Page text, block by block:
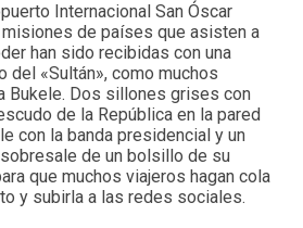
Internacional San Óscar
de países que asisten a
han sido recibidas con una
del «Sultán», como muchos
Bukele. Dos sillones grises con
de la República en la pared
con la banda presidencial y un
de un bolsillo de su
que muchos viajeros hagan cola
y subirla a las redes sociales.